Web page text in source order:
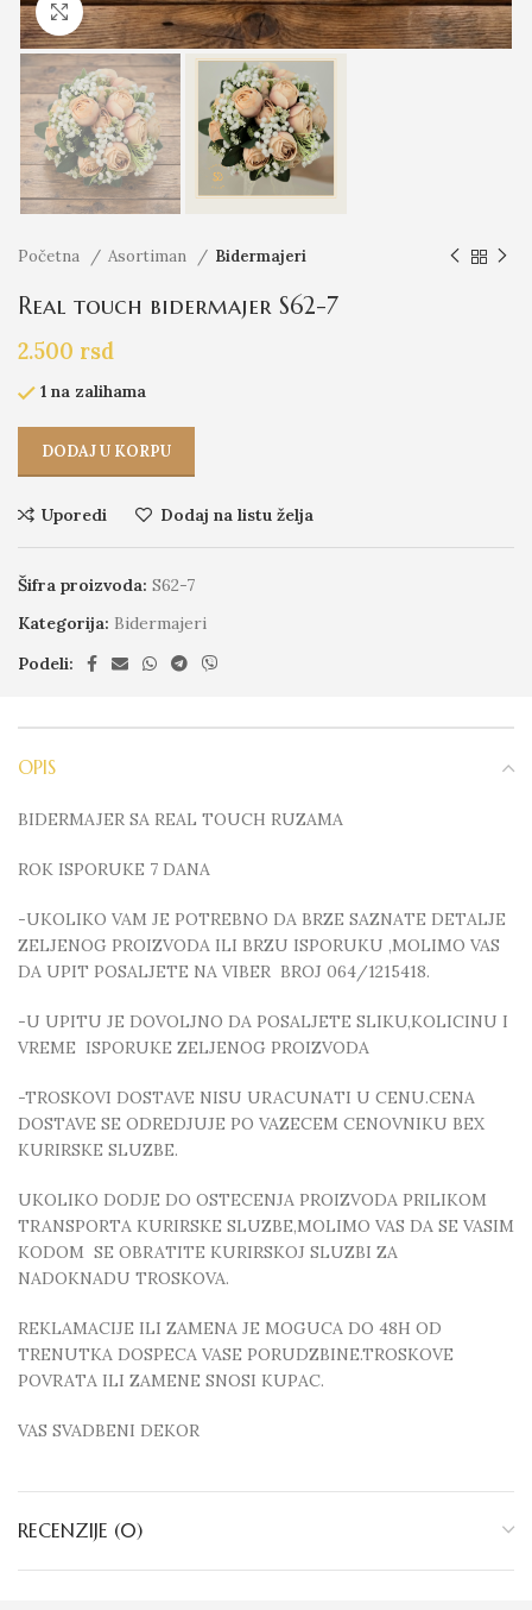
Click to enlarge
Početna Asortiman Bidermajeri
Real touch bidermajer S62-7
2.500 rsd
1 na zalihama
DODAJ U KORPU
Uporedi Dodaj na listu želja
Šifra proizvoda: S62-7
Kategorija: Bidermajeri
Podeli:
OPIS
BIDERMAJER SA REAL TOUCH RUZAMA
ROK ISPORUKE 7 DANA
-UKOLIKO VAM JE POTREBNO DA BRZE SAZNATE DETALJE
ZELJENOG PROIZVODA ILI BRZU ISPORUKU ,MOLIMO VAS
DA UPIT POSALJETE NA VIBER BROJ 064/1215418.
-U UPITU JE DOVOLJNO DA POSALJETE SLIKU,KOLICINU I
VREME ISPORUKE ZELJENOG PROIZVODA
-TROSKOVI DOSTAVE NISU URACUNATI U CENU.CENA
DOSTAVE SE ODREDJUJE PO VAZECEM CENOVNIKU BEX
KURIRSKE SLUZBE.
UKOLIKO DODJE DO OSTECENJA PROIZVODA PRILIKOM
TRANSPORTA KURIRSKE SLUZBE,MOLIMO VAS DA SE VASIM
KODOM SE OBRATITE KURIRSKOJ SLUZBI ZA
NADOKNADU TROSKOVA.
REKLAMACIJE ILI ZAMENA JE MOGUCA DO 48H OD
TRENUTKA DOSPECA VASE PORUDZBINE.TROSKOVE
POVRATA ILI ZAMENE SNOSI KUPAC.
VAS SVADBENI DEKOR
RECENZIJE (0)